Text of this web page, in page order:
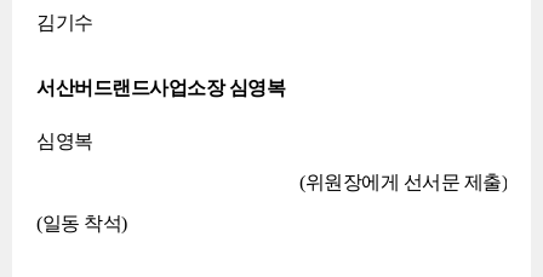
김기수
서산버드랜드사업소장 심영복
심영복
(위원장에게 선서문 제출)
(일동 착석)